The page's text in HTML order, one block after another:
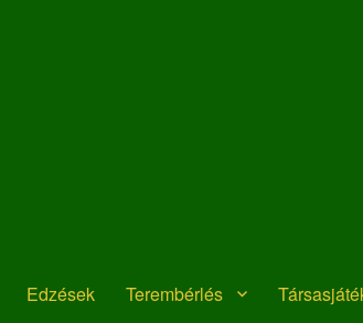
Edzések Terembérlés